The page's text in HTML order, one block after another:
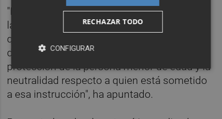
"En todo caso, ahí lo que yo entiendo es que
la persona instructora en este caso, tiene
que mantener primero, siendo que se trata
de un centro de infancia, la máxima
protección de la persona menor de edad y la
neutralidad respecto a quien está sometido
a esa instrucción", ha apuntado.
RECHAZAR TODO
CONFIGURAR